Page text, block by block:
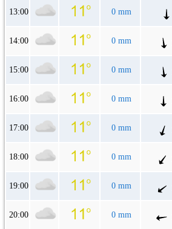
13:00 0 mm
14:00 0 mm
15:00 0 mm
16:00 0 mm
17:00 0 mm
18:00 0 mm
19:00 0 mm
20:00 0 mm